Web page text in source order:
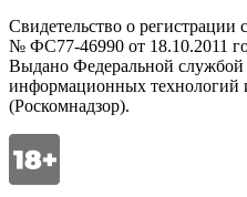
Свидетельство о
№ ФС77-46990 от 18.10.2011
Выдано Федеральной службой
информационных технологий
(Роскомнадзор).